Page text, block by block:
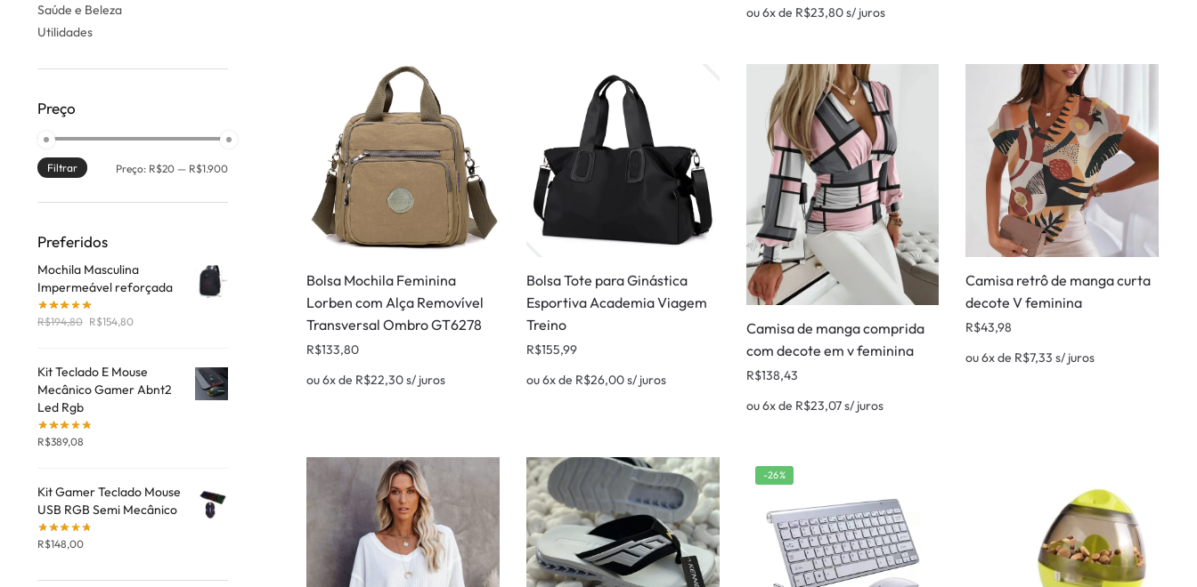
ou 6x de R$23,80s/ juros
Bolsa Mochila Feminina
Lorben com Alça Removível
Transversal Ombro GT6278
R$133,80
ou 6x de R$22,30s/ juros
Bolsa Tote para Ginástica
Esportiva Academia Viagem
Treino
R$155,99
ou 6x de R$26,00s/ juros
Camisa de manga comprida
com decote em v feminina
R$138,43
ou 6x de R$23,07s/ juros
Camisa retrô de manga curta
decote V feminina
R$43,98
ou 6x de R$7,33 s/ juros
-26%
Saúde e Beleza
Utilidades
Preço
Filtrar Preço: R$20 — R$1.900
Preferidos
Mochila Masculina
Impermeável reforçada
R$194,80 R$154,80
Kit Teclado E Mouse
Mecânico Gamer Abnt2
Led Rgb
R$389,08
Kit Gamer Teclado Mouse
USB RGB Semi Mecânico
R$148,00